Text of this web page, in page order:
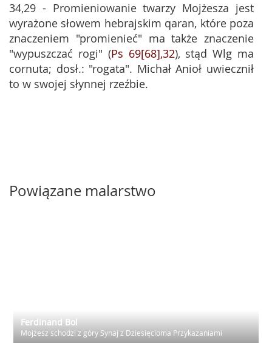
34,29 - Promieniowanie twarzy Mojżesza jest
wyrażone słowem hebrajskim qaran, które poza
znaczeniem "promienieć" ma także znaczenie
"wypuszczać rogi" (Ps 69[68],32), stąd Wlg ma
cornuta; dosł.: "rogata". Michał Anioł uwiecznił
to w swojej słynnej rzeźbie.
Powiązane malarstwo
Ferdinand Bol
Mojżesz schodzi z góry Synaj z Dziesięcioma Przykazaniami